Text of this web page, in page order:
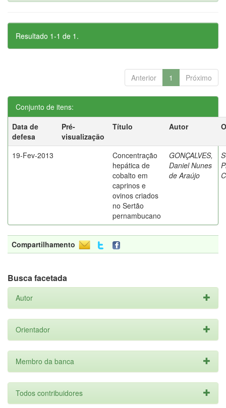
Resultado 1-1 de 1.
Anterior 1 Próximo
Conjunto de itens:
Data de
defesa
Pré-
visualização
Título Autor
19-Fev-2013
Concentração
hepática de
cobalto em
caprinos e
ovinos criados
no Sertão
pernambucano
GONÇALVES,
Daniel Nunes
de Araújo
Compartilhamento
Busca facetada
Autor
Orientador
Membro da banca
Todos contribuidores